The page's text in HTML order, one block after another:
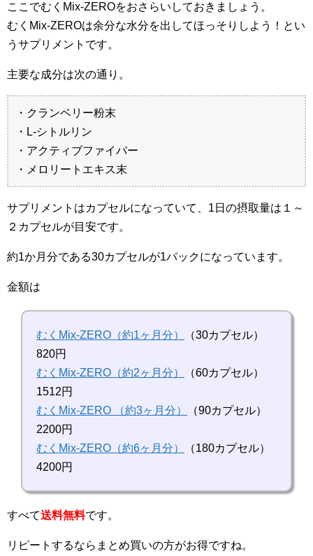
ここでむくMix-ZEROをおさらいしておきましょう。
むくMix-ZEROは余分な水分を出してほっそりしよう！とい
うサプリメントです。
主要な成分は次の通り。
・クランベリー粉末
・L-シトルリン
・アクティブファイバー
・メロリートエキス末
サプリメントはカプセルになっていて、1日の摂取量は１～
２カプセルが目安です。
約1か月分である30カプセルが1パックになっています。
金額は
むくMix-ZERO（約1ヶ月分）
（30カプセル）
820円
むくMix-ZERO（約2ヶ月分）
（60カプセル）
1512円
むくMix-ZERO （約3ヶ月分）
（90カプセル）
2200円
むくMix-ZERO（約6ヶ月分）
（180カプセル）
4200円
すべて送料無料です。
リピートするならまとめ買いの方がお得ですね。